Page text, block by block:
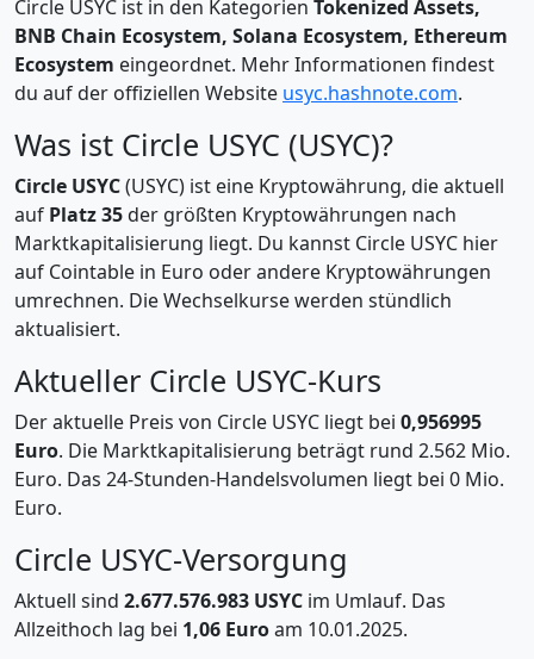
Circle USYC ist in den Kategorien Tokenized Assets,
BNB Chain Ecosystem, Solana Ecosystem, Ethereum
Ecosystem eingeordnet. Mehr Informationen findest
du auf der offiziellen Website usyc.hashnote.com.
Was ist Circle USYC (USYC)?
Circle USYC(USYC) ist eine Kryptowährung, die aktuell
auf Platz 35der größten Kryptowährungen nach
Marktkapitalisierung liegt. Du kannst Circle USYC hier
auf Cointable in Euro oder andere Kryptowährungen
umrechnen. Die Wechselkurse werden stündlich
aktualisiert.
Aktueller Circle USYC-Kurs
Der aktuelle Preis von Circle USYC liegt bei 0,956995
Euro. Die Marktkapitalisierung beträgt rund 2.562 Mio.
Euro. Das 24-Stunden-Handelsvolumen liegt bei 0 Mio.
Euro.
Circle USYC-Versorgung
Aktuell sind 2.677.576.983 USYC im Umlauf. Das
Allzeithoch lag bei 1,06 Euroam 10.01.2025.